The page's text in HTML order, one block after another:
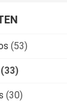
(53)
(33)
(30)